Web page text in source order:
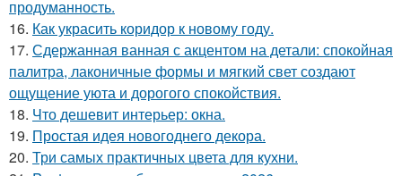
продуманность.
16. Как украсить коридор к новому году.
17. Сдержанная ванная с акцентом на детали: спокойная
палитра, лаконичные формы и мягкий свет создают
ощущение уюта и дорогого спокойствия.
18. Что дешевит интерьер: окна.
19. Простая идея новогоднего декора.
20. Три самых практичных цвета для кухни.